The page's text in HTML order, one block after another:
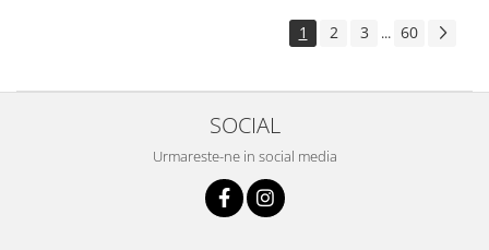
1 2 3 ... 60
SOCIAL
Urmareste-ne in social media